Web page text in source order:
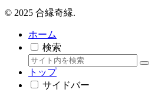
© 2025 合縁奇縁.
ホーム
検索
トップ
サイドバー